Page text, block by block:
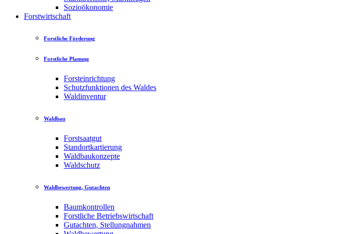
Sozioökonomie
Forstwirtschaft
Forstliche Förderung
Forstliche Planung
Forsteinrichtung
Schutzfunktionen des Waldes
Waldinventur
Waldbau
Forstsaatgut
Standortkartierung
Waldbaukonzepte
Waldschutz
Waldbewertung, Gutachten
Baumkontrollen
Forstliche Betriebswirtschaft
Gutachten, Stellungnahmen